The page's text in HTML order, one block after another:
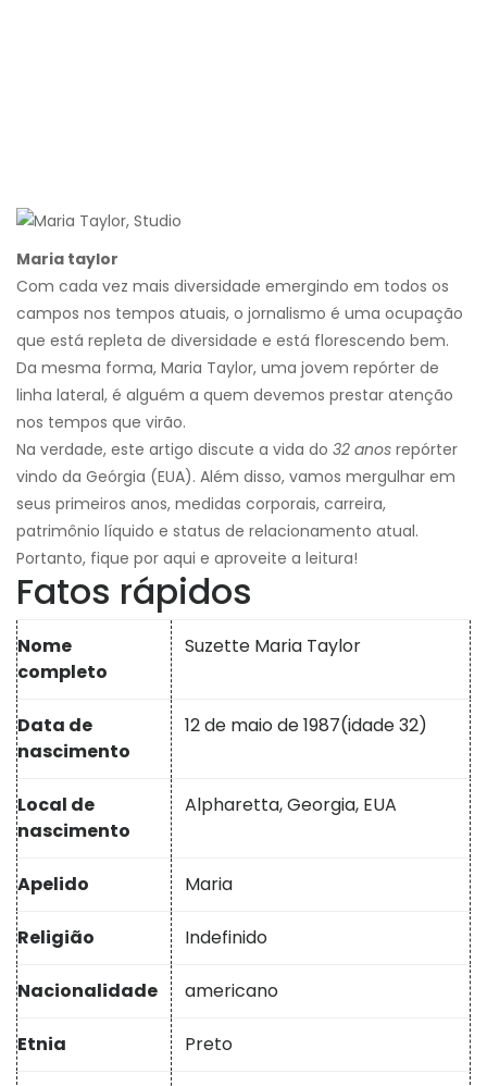
Maria taylor
Com cada vez mais diversidade emergindo em todos os
campos nos tempos atuais, o jornalismo é uma ocupação
que está repleta de diversidade e está florescendo bem.
Da mesma forma, Maria Taylor, uma jovem repórter de
linha lateral, é alguém a quem devemos prestar atenção
nos tempos que virão.
Na verdade, este artigo discute a vida do 32 anos repórter
vindo da Geórgia (EUA). Além disso, vamos mergulhar em
seus primeiros anos, medidas corporais, carreira,
patrimônio líquido e status de relacionamento atual.
Portanto, fique por aqui e aproveite a leitura!
Fatos rápidos
Nome
completo
Suzette Maria Taylor
Data de
nascimento
12 de maio de 1987(idade 32)
Local de
nascimento
Alpharetta, Georgia, EUA
Apelido Maria
Religião Indefinido
Nacionalidade americano
Etnia Preto